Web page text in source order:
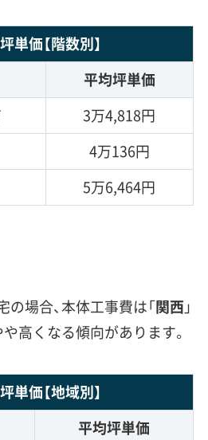
単価【階数別】
平均坪単価
3万4,818円
4万136円
5万6,464円
場合、本体工事費は「関西」
や高くなる傾向があります。
単価【地域別】
平均坪単価